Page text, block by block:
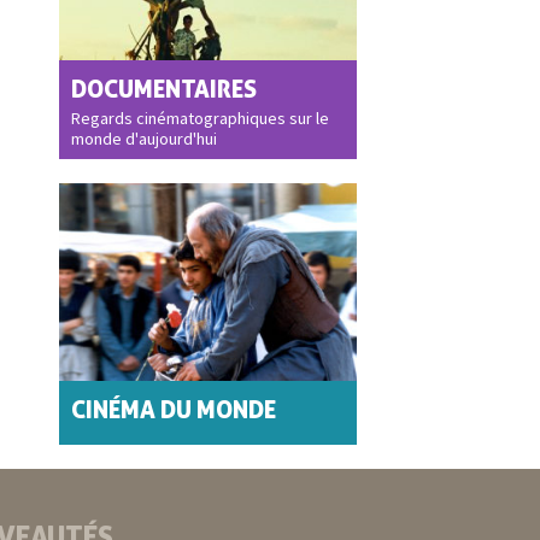
DOCUMENTAIRES
Regards cinématographiques sur le
monde d'aujourd'hui
CINÉMA DU MONDE